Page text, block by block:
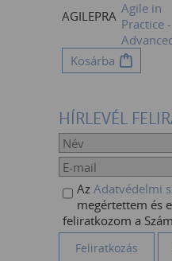
AGILEPRA Agile in
Practice -
Kosárba
HÍRLEVÉL
Az Adatvédelmi
megértettem és
feliratkozom a